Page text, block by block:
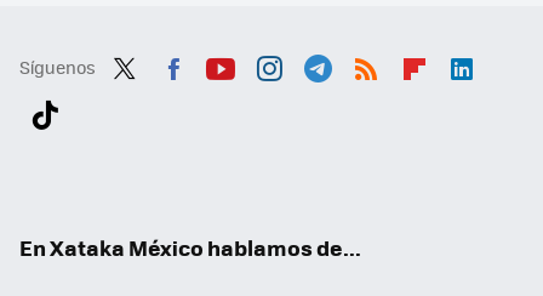
Síguenos
En Xataka México hablamos de...